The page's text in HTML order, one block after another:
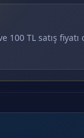
100 TL satış